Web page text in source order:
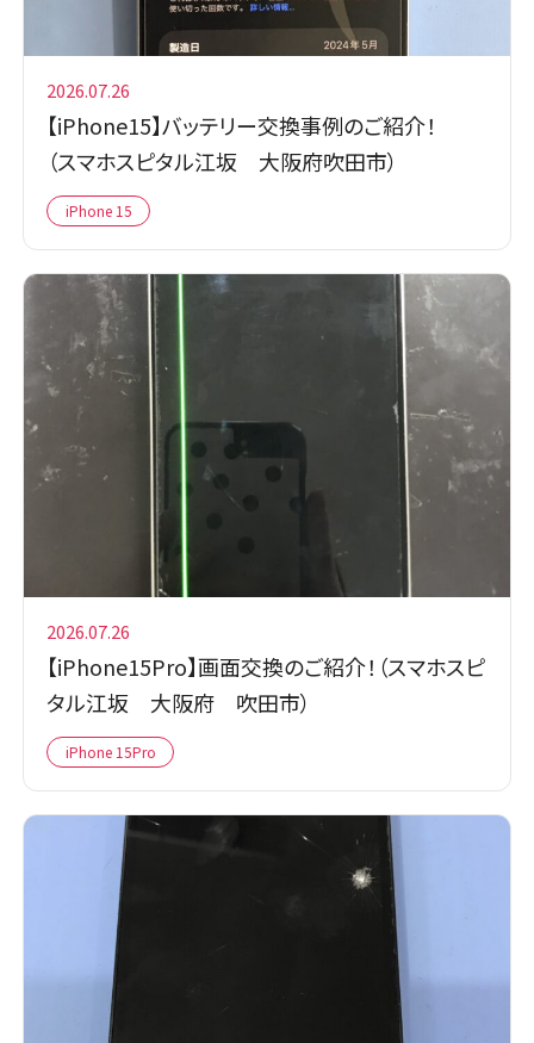
2026.07.26
【iPhone15】バッテリー交換事例のご紹介！
（スマホスピタル江坂 大阪府吹田市）
iPhone 15
2026.07.26
【iPhone15Pro】画面交換のご紹介！（スマホスピ
タル江坂 大阪府 吹田市）
iPhone 15Pro